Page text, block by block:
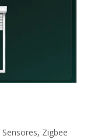
Sensores, Zigbee